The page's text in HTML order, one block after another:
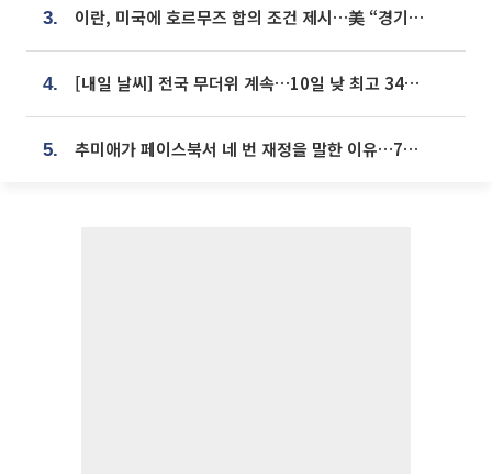
3. 이란, 미국에 호르무즈 합의 조건 제시…美 “경기 아직 안 끝나” [종합]
4. [내일 날씨] 전국 무더위 계속…10일 낮 최고 34도 육박
5. 추미애가 페이스북서 네 번 재정을 말한 이유…7700억 추경 열쇠는 도의회에